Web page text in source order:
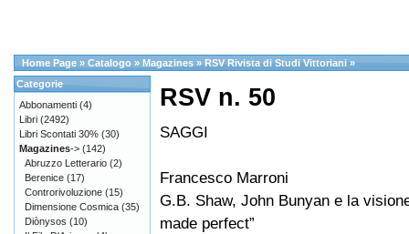
Home Page » Catalogo » Magazines » RSV Rivista di Studi Vittoriani »
RSV n. 50
SAGGI
Francesco Marroni
G.B. Shaw, John Bunyan e la
made perfect”
Categorie
Abbonamenti (4)
Libri (2492)
Libri Scontati 30% (30)
Magazines-> (142)
Abruzzo Letterario (2)
Berenice (17)
Controrivoluzione (15)
Dimensione Cosmica (35)
Diònysos (10)